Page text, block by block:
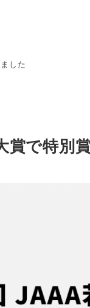
した
賞で特別